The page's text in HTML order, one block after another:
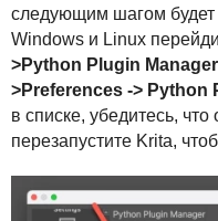
следующим шагом будет
Windows и Linux
>Python Plugin Manager
>Preferences -> Python
в списке, убедитесь,
перезапустите Krita,